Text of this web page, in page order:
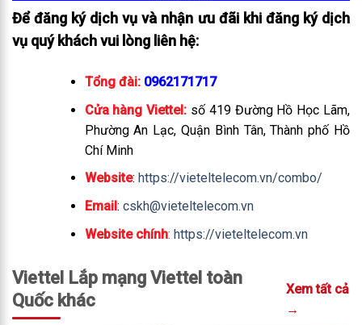
Để đăng ký dịch vụ và nhận ưu đãi khi đăng ký dịch
vụ quý khách vui lòng liên hệ:
Tổng đài: 0962171717
Cửa hàng Viettel: số 419 Đường Hồ Học Lãm,
Phường An Lạc, Quận Bình Tân, Thành phố Hồ
Chí Minh
Website: https://vieteltelecom.vn/combo/
Email: cskh@vieteltelecom.vn
Website chính: https://vieteltelecom.vn
Viettel Lắp mạng Viettel toàn
Quốc khác
Xem tất cả
→